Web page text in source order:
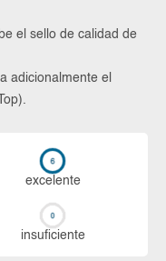
el sello de calidad de
adicionalmente el
ex­ce­len­te
in­su­fi­cien­te